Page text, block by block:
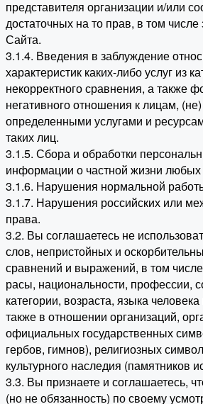
представителя организации и/или
достаточных на то прав, в том числе
Сайта.
3.1.4. Введения в заблуждение
характеристик каких-либо услуг из
некорректного сравнения, а также
негативного отношения к лицам,
определенными услугами и
таких лиц.
3.1.5. Сбора и обработки
информации о частной жизни любых
3.1.6. Нарушения нормальной
3.1.7. Нарушения российских или
права.
3.2. Вы соглашаетесь не
слов, непристойных и
сравнений и выражений, в том
расы, национальности, профессии,
категории, возраста, языка
также в отношении организаций,
официальных государственных
гербов, гимнов), религиозных
культурного наследия (памятников
3.3. Вы признаете и соглашаетесь,
(но не обязанность) по своему